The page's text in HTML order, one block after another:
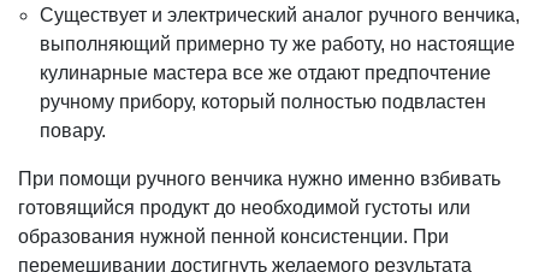
Существует и электрический аналог ручного венчика,
выполняющий примерно ту же работу, но настоящие
кулинарные мастера все же отдают предпочтение
ручному прибору, который полностью подвластен
повару.
При помощи ручного венчика нужно именно взбивать
готовящийся продукт до необходимой густоты или
образования нужной пенной консистенции. При
перемешивании достигнуть желаемого результата